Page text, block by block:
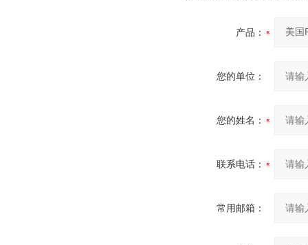
产品：
您的单位：
您的姓名：
联系电话：
常用邮箱：